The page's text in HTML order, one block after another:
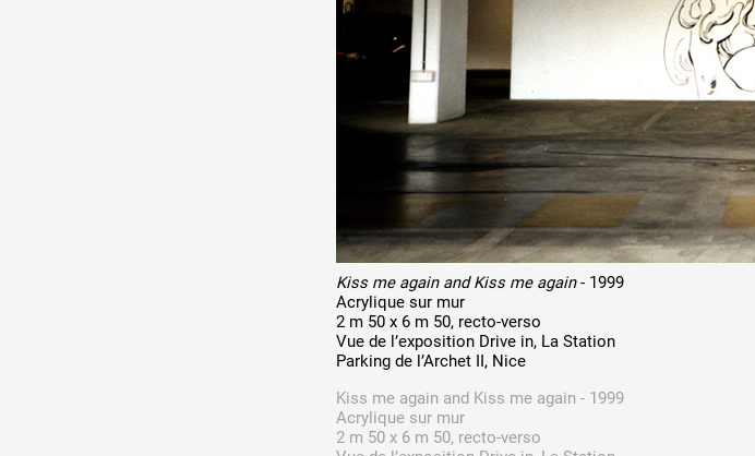
1% œuvres dans l'espace public
Réseau documents d'artistes
Kiss me again and Kiss me again - 1999
Acrylique sur mur
2 m 50 x 6 m 50, recto-verso
Vue de l’exposition Drive in, La Station
Parking de l’Archet II, Nice
Kiss me again and Kiss me again - 1999
Acrylique sur mur
2 m 50 x 6 m 50, recto-verso